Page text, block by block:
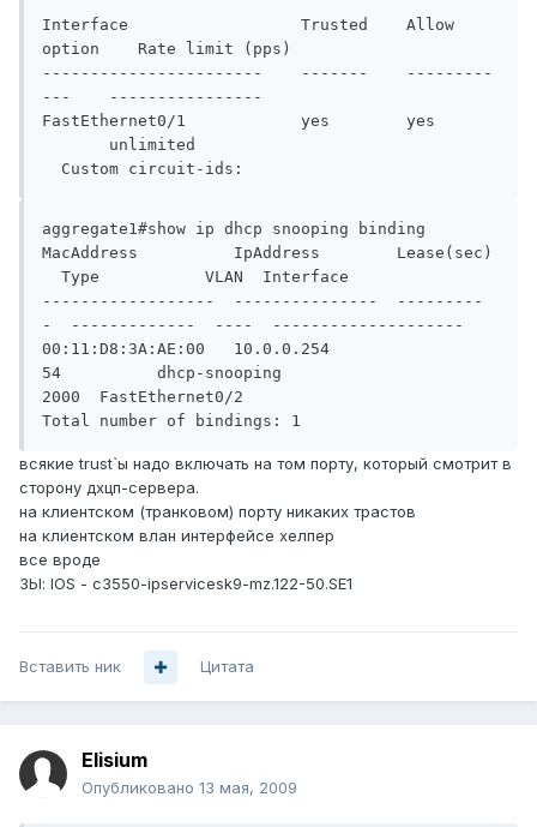
Interface                  Trusted    Allow
option    Rate limit (pps)
-----------------------    -------    ---------
---    ----------------
FastEthernet0/1            yes        yes
unlimited
Custom circuit-ids:
aggregate1#show ip dhcp snooping binding
MacAddress          IpAddress        Lease(sec)
Type           VLAN  Interface
------------------  ---------------  ---------
-  -------------  ----  --------------------
00:11:D8:3A:AE:00   10.0.0.254
54          dhcp-snooping
2000  FastEthernet0/2
Total number of bindings: 1
всякие trust`ы надо включать на том порту, который смотрит в
сторону дхцп-сервера.
на клиентском (транковом) порту никаких трастов
на клиентском влан интерфейсе хелпер
все вроде
ЗЫ: IOS - c3550-ipservicesk9-mz.122-50.SE1
Вставить ник Цитата
Elisium
Опубликовано 13 мая, 2009